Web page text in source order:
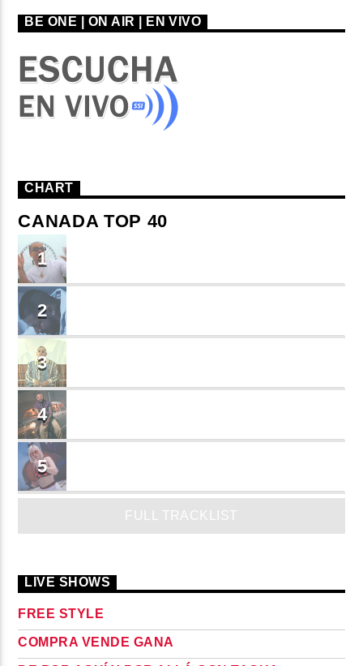
BE ONE | ON AIR | EN VIVO
CHART
CANADA TOP 40
1
2
3
4
5
FULL TRACKLIST
LIVE SHOWS
FREE STYLE
COMPRA VENDE GANA